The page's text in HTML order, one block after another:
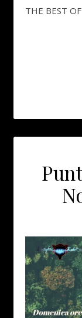
THE BEST